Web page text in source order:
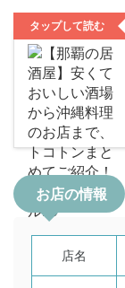
タップして読む
お店の情報
店名